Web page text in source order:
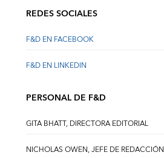
REDES SOCIALES
F&D EN FACEBOOK
F&D EN LINKEDIN
PERSONAL DE F&D
GITA BHATT, DIRECTORA EDITORIAL
NICHOLAS OWEN, JEFE DE REDACCIÓN